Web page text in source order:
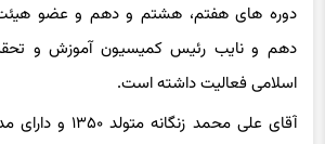
دوره های هفتم، هشتم و دهم و عضو
دهم و نایب رئیس کمیسیون آموزش و
اسلامی فعالیت داشته است.
آقای علی محمد